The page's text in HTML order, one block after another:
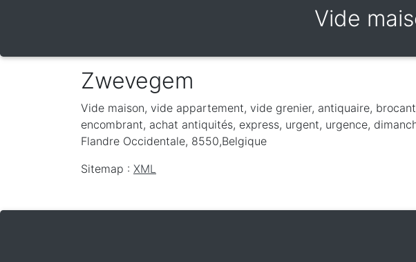
Vide
Zwevegem
Vide maison, vide appartement, vide grenier, antiquaire,
encombrant, achat antiquités, express, urgent, urgence,
Flandre Occidentale, 8550,Belgique
Sitemap : XML